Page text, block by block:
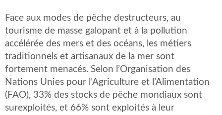
Face aux modes de pêche destructeurs, au
tourisme de masse galopant et à la pollution
accélérée des mers et des océans, les métiers
traditionnels et artisanaux de la mer sont
fortement menacés. Selon l’Organisation des
Nations Unies pour l’Agriculture et l’Alimentation
(FAO), 33% des stocks de pêche mondiaux sont
surexploités, et 66% sont exploités à leur